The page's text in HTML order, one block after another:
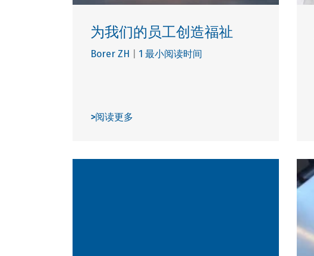
为我们的员工创造福祉
Borer ZH 1 最小阅读时间
>阅读更多